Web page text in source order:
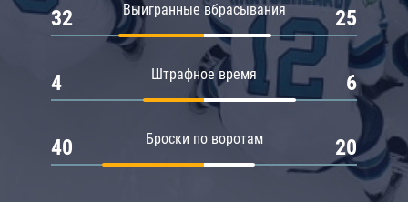
Выигранные вбрасывания
32 25
Штрафное время
4 6
Броски по воротам
40 20